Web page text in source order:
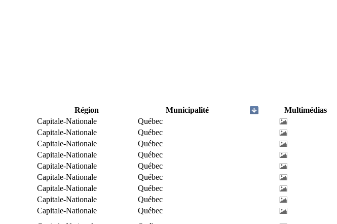
Région Municipalité
Multimédias
Capitale-Nationale
Québec
Capitale-Nationale
Québec
Capitale-Nationale
Québec
Capitale-Nationale
Québec
Capitale-Nationale
Québec
Capitale-Nationale
Québec
Capitale-Nationale
Québec
Capitale-Nationale
Québec
Capitale-Nationale
Québec